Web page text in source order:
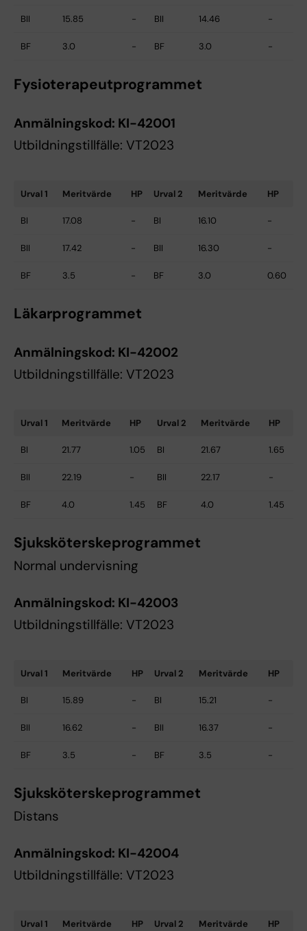
BII 15.85 - BII 14.46 -
BF 3.0 - BF 3.0 -
Fysioterapeutprogrammet
Anmälningskod: KI-42001
Utbildningstillfälle: VT2023
Urval 1 Meritvärde HP Urval 2 Meritvärde HP
BI 17.08 - BI 16.10 -
BII 17.42 - BII 16.30 -
BF 3.5 - BF 3.0 0.60
Läkarprogrammet
Anmälningskod: KI-42002
Utbildningstillfälle: VT2023
Urval 1 Meritvärde HP Urval 2 Meritvärde HP
BI 21.77 1.05 BI 21.67 1.65
BII 22.19 - BII 22.17 -
BF 4.0 1.45 BF 4.0 1.45
Sjuksköterskeprogrammet
Normal undervisning
Anmälningskod: KI-42003
Utbildningstillfälle: VT2023
Urval 1 Meritvärde HP Urval 2 Meritvärde HP
BI 15.89 - BI 15.21 -
BII 16.62 - BII 16.37 -
BF 3.5 - BF 3.5 -
Sjuksköterskeprogrammet
Distans
Anmälningskod: KI-42004
Utbildningstillfälle: VT2023
Urval 1 Meritvärde HP Urval 2 Meritvärde HP